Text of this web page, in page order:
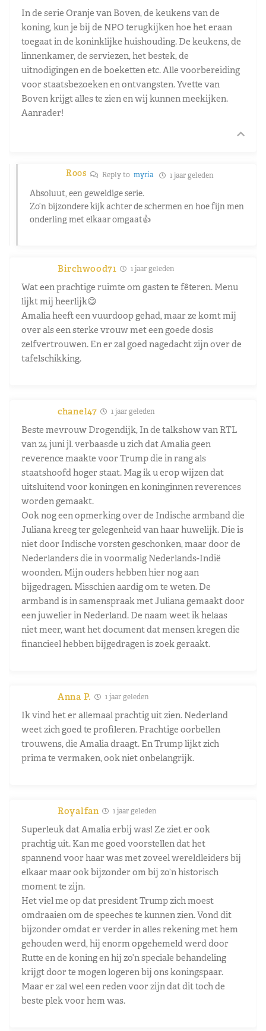
In de serie Oranje van Boven, de keukens van de
koning, kun je bij de NPO terugkijken hoe het eraan
toegaat in de koninklijke huishouding. De keukens, de
linnenkamer, de serviezen, het bestek, de
uitnodigingen en de boeketten etc. Alle voorbereiding
voor staatsbezoeken en ontvangsten. Yvette van
Boven krijgt alles te zien en wij kunnen meekijken.
Aanrader!
Roos Reply to myria 1 jaar geleden
Absoluut, een geweldige serie.
Zo’n bijzondere kijk achter de schermen en hoe fijn men
onderling met elkaar omgaat👍
Birchwood71 1 jaar geleden
Wat een prachtige ruimte om gasten te fêteren. Menu
lijkt mij heerlijk😋
Amalia heeft een vuurdoop gehad, maar ze komt mij
over als een sterke vrouw met een goede dosis
zelfvertrouwen. En er zal goed nagedacht zijn over de
tafelschikking.
chanel47 1 jaar geleden
Beste mevrouw Drogendijk, In de talkshow van RTL
van 24 juni jl. verbaasde u zich dat Amalia geen
reverence maakte voor Trump die in rang als
staatshoofd hoger staat. Mag ik u erop wijzen dat
uitsluitend voor koningen en koninginnen reverences
worden gemaakt.
Ook nog een opmerking over de Indische armband die
Juliana kreeg ter gelegenheid van haar huwelijk. Die is
niet door Indische vorsten geschonken, maar door de
Nederlanders die in voormalig Nederlands-Indië
woonden. Mijn ouders hebben hier nog aan
bijgedragen. Misschien aardig om te weten. De
armband is in samenspraak met Juliana gemaakt door
een juwelier in Nederland. De naam weet ik helaas
niet meer, want het document dat mensen kregen die
financieel hebben bijgedragen is zoek geraakt.
Anna P. 1 jaar geleden
Ik vind het er allemaal prachtig uit zien. Nederland
weet zich goed te profileren. Prachtige oorbellen
trouwens, die Amalia draagt. En Trump lijkt zich
prima te vermaken, ook niet onbelangrijk.
Royalfan 1 jaar geleden
Superleuk dat Amalia erbij was! Ze ziet er ook
prachtig uit. Kan me goed voorstellen dat het
spannend voor haar was met zoveel wereldleiders bij
elkaar maar ook bijzonder om bij zo’n historisch
moment te zijn.
Het viel me op dat president Trump zich moest
omdraaien om de speeches te kunnen zien. Vond dit
bijzonder omdat er verder in alles rekening met hem
gehouden werd, hij enorm opgehemeld werd door
Rutte en de koning en hij zo’n speciale behandeling
krijgt door te mogen logeren bij ons koningspaar.
Maar er zal wel een reden voor zijn dat dit toch de
beste plek voor hem was.